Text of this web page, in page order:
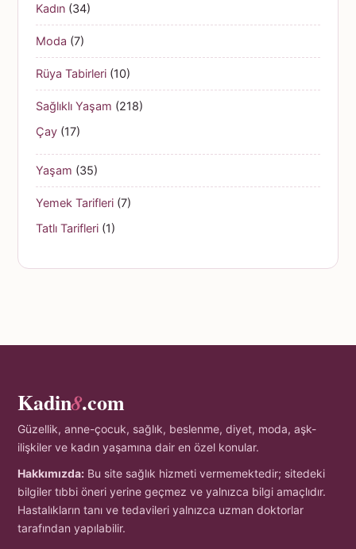
Kadın (34)
Moda (7)
Rüya Tabirleri (10)
Sağlıklı Yaşam (218)
Çay (17)
Yaşam (35)
Yemek Tarifleri (7)
Tatlı Tarifleri (1)
Kadin8.com
Güzellik, anne-çocuk, sağlık, beslenme, diyet, moda, aşk-
ilişkiler ve kadın yaşamına dair en özel konular.
Hakkımızda: Bu site sağlık hizmeti vermemektedir; sitedeki
bilgiler tıbbi öneri yerine geçmez ve yalnızca bilgi amaçlıdır.
Hastalıkların tanı ve tedavileri yalnızca uzman doktorlar
tarafından yapılabilir.